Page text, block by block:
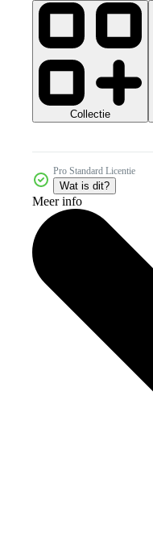
Collectie
Pro Standard Licentie
Wat is dit?
Meer info